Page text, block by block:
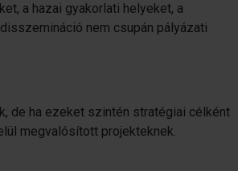
a hazai gyakorlati helyeket, a
nem csupán pályázati
de ha ezeket szintén stratégiai célként
megvalósított projekteknek.